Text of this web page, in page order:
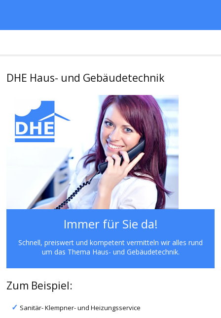
DHE Haus- und Gebäudetechnik
Immer für Sie da!
Schnell, preiswert und kompetent vermitteln wir alles rund
um das Thema Haus- und Gebäudetechnik.
Zum Beispiel:
Sanitär- Klempner- und Heizungsservice